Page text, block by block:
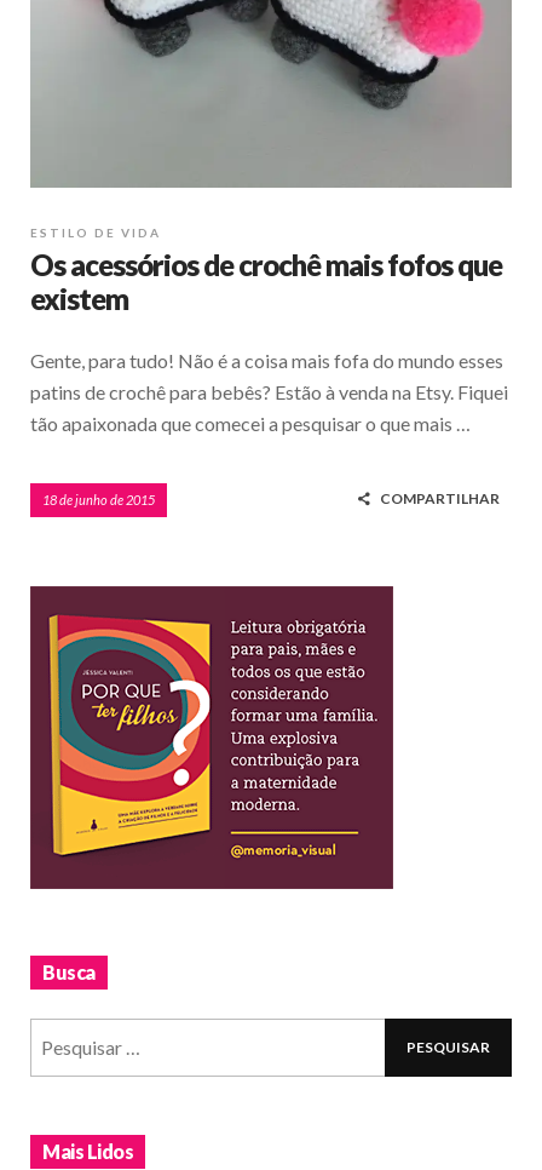
ESTILO DE VIDA
Os acessórios de crochê mais fofos que
existem
Gente, para tudo! Não é a coisa mais fofa do mundo esses
patins de crochê para bebês? Estão à venda na Etsy. Fiquei
tão apaixonada que comecei a pesquisar o que mais …
18 de junho de 2015 COMPARTILHAR
Busca
Mais Lidos